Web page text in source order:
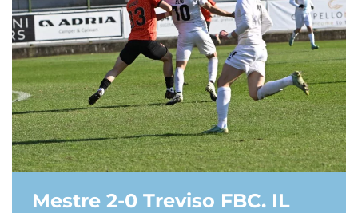
Mestre 2-0 Treviso FBC. IL